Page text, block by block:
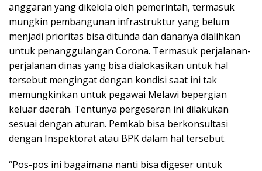
anggaran yang dikelola oleh pemerintah, termasuk
mungkin pembangunan infrastruktur yang belum
menjadi prioritas bisa ditunda dan dananya dialihkan
untuk penanggulangan Corona. Termasuk perjalanan-
perjalanan dinas yang bisa dialokasikan untuk hal
tersebut mengingat dengan kondisi saat ini tak
memungkinkan untuk pegawai Melawi bepergian
keluar daerah. Tentunya pergeseran ini dilakukan
sesuai dengan aturan. Pemkab bisa berkonsultasi
dengan Inspektorat atau BPK dalam hal tersebut.
“Pos-pos ini bagaimana nanti bisa digeser untuk